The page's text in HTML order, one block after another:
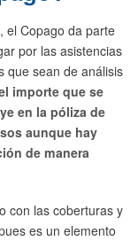
el Copago da parte
por las asistencias
que sean de análisis
importe que se
en la póliza de
aunque hay
de manera
con las coberturas y
es un elemento